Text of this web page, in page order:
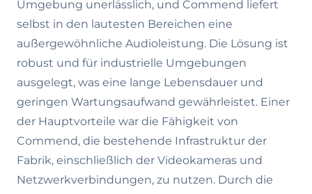
Umgebung unerlässlich, und Commend liefert
selbst in den lautesten Bereichen eine
außergewöhnliche Audioleistung. Die Lösung ist
robust und für industrielle Umgebungen
ausgelegt, was eine lange Lebensdauer und
geringen Wartungsaufwand gewährleistet. Einer
der Hauptvorteile war die Fähigkeit von
Commend, die bestehende Infrastruktur der
Fabrik, einschließlich der Videokameras und
Netzwerkverbindungen, zu nutzen. Durch die